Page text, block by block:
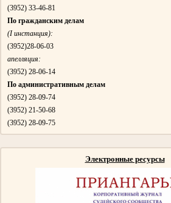
(3952) 33-46-81
По гражданским делам
(I инстанция):
(3952)28-06-03
апелляция:
(3952) 28-06-14
По административным делам
(3952) 28-09-74
(3952) 21-50-68
(3952) 28-09-75
Электронные ресурсы